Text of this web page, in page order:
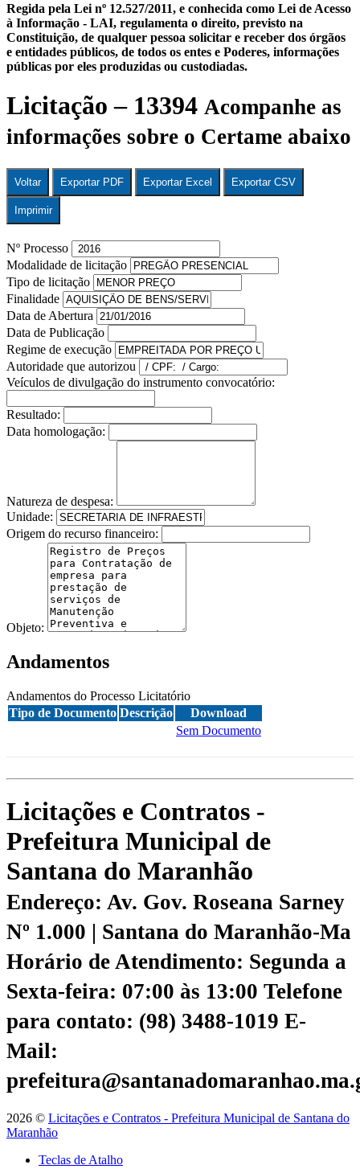
Regida pela Lei nº 12.527/2011, e conhecida como Lei de Acesso
à Informação - LAI, regulamenta o direito, previsto na
Constituição, de qualquer pessoa solicitar e receber dos órgãos
e entidades públicos, de todos os entes e Poderes, informações
públicas por eles produzidas ou custodiadas.
Licitação – 13394 Acompanhe as
informações sobre o Certame abaixo
Voltar Exportar PDF Exportar Excel Exportar CSV
Imprimir
Nº Processo
Modalidade de licitação
Tipo de licitação
Finalidade
Data de Abertura
Data de Publicação
Regime de execução
Autoridade que autorizou
Veículos de divulgação do instrumento convocatório:
Resultado:
Data homologação:
Natureza de despesa:
Unidade:
Origem do recurso financeiro:
Objeto:
Andamentos
Andamentos do Processo Licitatório
Tipo de Documento Descrição
Download
Sem Documento
Licitações e Contratos -
Prefeitura Municipal de
Santana do Maranhão
Endereço: Av. Gov. Roseana Sarney
Nº 1.000 | Santana do Maranhão-Ma
Horário de Atendimento: Segunda a
Sexta-feira: 07:00 às 13:00 Telefone
para contato: (98) 3488-1019 E-
Mail:
2026 © Licitações e Contratos - Prefeitura Municipal de Santana do
Maranhão
Teclas de Atalho